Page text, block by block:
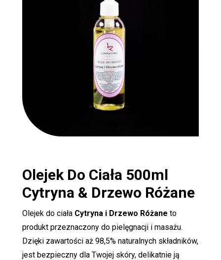
Olejek Do Ciała 500ml
Cytryna & Drzewo Różane
Olejek do ciała Cytryna i Drzewo Różane to
produkt przeznaczony do pielęgnacji i masażu.
Dzięki zawartości aż 98,5% naturalnych składników,
jest bezpieczny dla Twojej skóry, delikatnie ją